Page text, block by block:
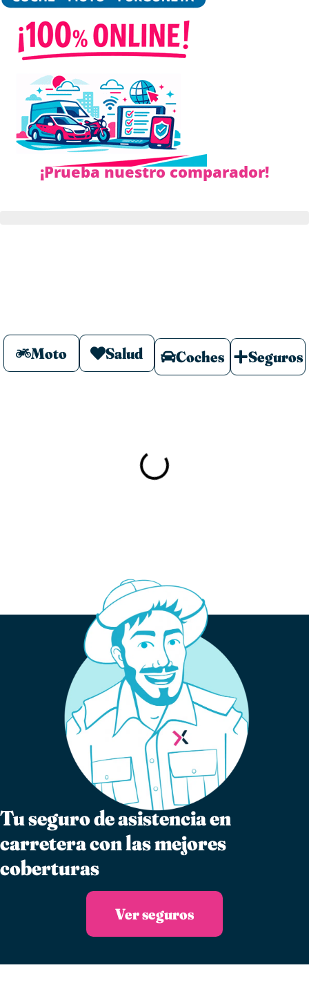
¡Prueba nuestro comparador!
Moto Salud Coches Seguros
Tu seguro de asistencia en
carretera con las mejores
coberturas
Ver seguros